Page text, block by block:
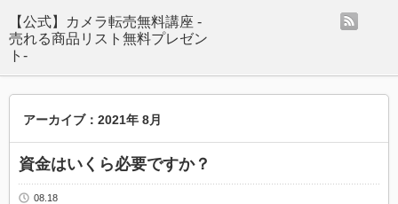
【公式】カメラ転売無料講座 -
売れる商品リスト無料プレゼン
ト-
アーカイブ：2021年 8月
資金はいくら必要ですか？
08.18